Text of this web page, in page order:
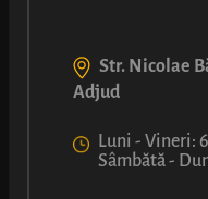
Str. Nicolae
Adjud
Luni - Vineri:
Sâmbătă -